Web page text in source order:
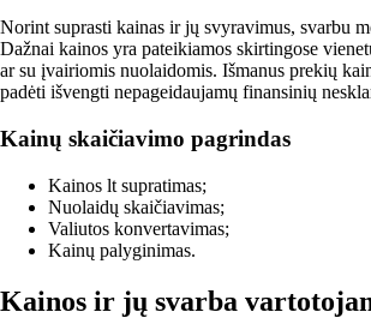
Norint suprasti kainas ir jų svyravimus, svarbu
Dažnai kainos yra pateikiamos skirtingose
ar su įvairiomis nuolaidomis. Išmanus prekių
padėti išvengti nepageidaujamų finansinių
Kainų skaičiavimo pagrindas
Kainos lt supratimas;
Nuolaidų skaičiavimas;
Valiutos konvertavimas;
Kainų palyginimas.
Kainos ir jų svarba